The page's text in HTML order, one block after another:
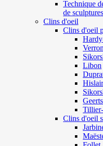
Technique
de sculptures
Clins d'oeil
Clins d'oeil
Verron
Libon
Clins d'oeil